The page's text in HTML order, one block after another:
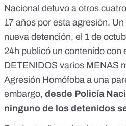
Nacional detuvo a otros
17 años por esta agresión.
nueva detención, el 1 de
24h publicó un contenido con
DETENIDOS varios MENAS
Agresión Homófoba a una
embargo, desde Policía
ninguno de los detenidos